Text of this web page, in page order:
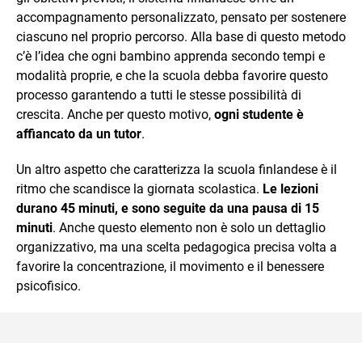
accompagnamento personalizzato, pensato per sostenere
ciascuno nel proprio percorso. Alla base di questo metodo
c’è l’idea che ogni bambino apprenda secondo tempi e
modalità proprie, e che la scuola debba favorire questo
processo garantendo a tutti le stesse possibilità di
crescita. Anche per questo motivo, ogni studente è
affiancato da un tutor.
Un altro aspetto che caratterizza la scuola finlandese è il
ritmo che scandisce la giornata scolastica. Le lezioni
durano 45 minuti, e sono seguite da una pausa di 15
minuti. Anche questo elemento non è solo un dettaglio
organizzativo, ma una scelta pedagogica precisa volta a
favorire la concentrazione, il movimento e il benessere
psicofisico.